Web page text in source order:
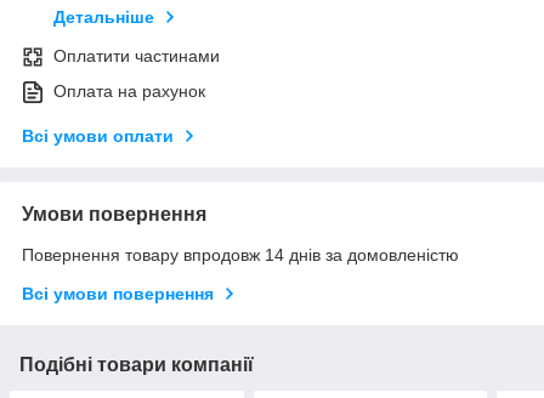
Детальніше
Оплатити частинами
Оплата на рахунок
Всі умови оплати
Умови повернення
Повернення товару впродовж 14 днів за домовленістю
Всі умови повернення
Подібні товари компанії